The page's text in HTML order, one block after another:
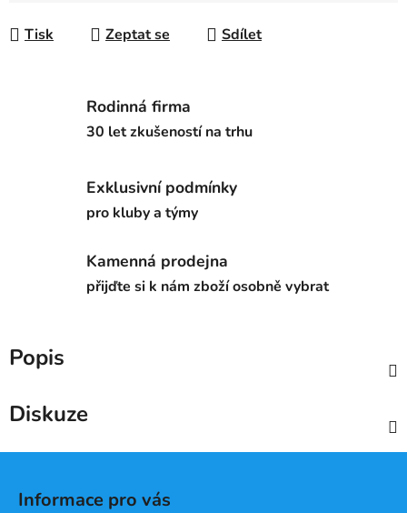
Tisk Zeptat se Sdílet
Rodinná firma
30 let zkušeností na trhu
Exklusivní podmínky
pro kluby a týmy
Kamenná prodejna
přijďte si k nám zboží osobně vybrat
Popis
Diskuze
Informace pro vás